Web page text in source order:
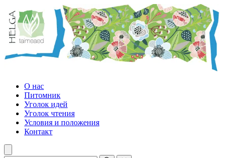
О нас
Питомник
Уголок идей
Уголок чтения
Условия и положения
Контакт